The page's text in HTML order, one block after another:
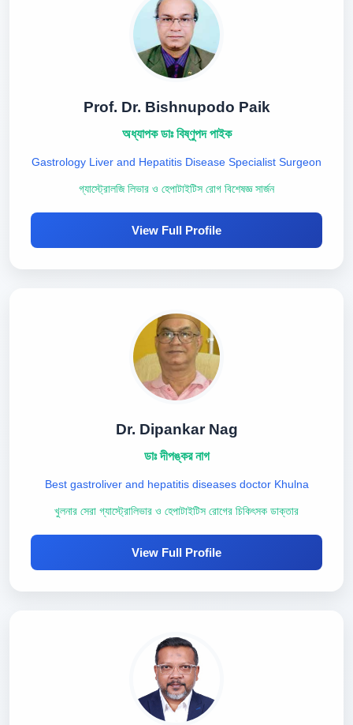
Prof. Dr. Bishnupodo Paik
অধ্যাপক ডাঃ বিষ্ণুপদ পাইক
Gastrology Liver and Hepatitis Disease Specialist Surgeon
গ্যাস্ট্রোলজি লিভার ও হেপাটাইটিস রোগ বিশেষজ্ঞ সার্জন
View Full Profile
Dr. Dipankar Nag
ডাঃ দীপঙ্কর নাগ
Best gastroliver and hepatitis diseases doctor Khulna
খুলনার সেরা গ্যাস্ট্রোলিভার ও হেপাটাইটিস রোগের চিকিৎসক ডাক্তার
View Full Profile